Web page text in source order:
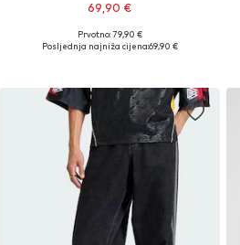
69,90 €
Dostupno u više veličina
Prvotno: 79,90 €
Posljednja najniža cijena:69,90 €